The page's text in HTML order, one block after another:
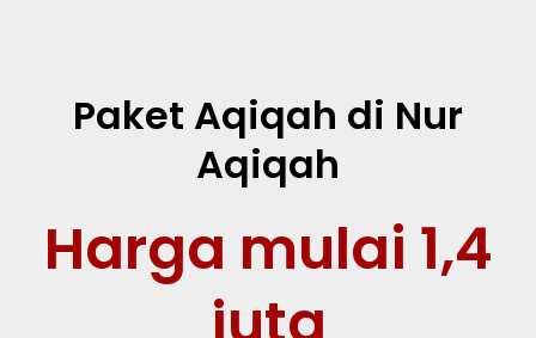
Paket Aqiqah di Nur
Aqiqah
Harga mulai 1,4